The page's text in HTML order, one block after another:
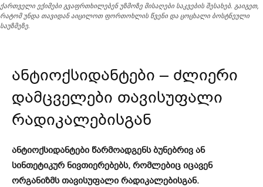
ქართველი ექიმები გვაფრთხილებენ უზმოზე მისაღები საკვების შესახებ. გაიგეთ,
რატომ უნდა თავიდან აიცილოთ ფორთოხლის წვენი და ცოცხალი ბოსტნეული
საუზმეზე.
ანტიოქსიდანტები – ძლიერი
დამცველები თავისუფალი
რადიკალებისგან
ანტიოქსიდანტები წარმოადგენს ბუნებრივ ან
სინთეტიკურ ნივთიერებებს, რომლებიც იცავენ
ორგანიზმს თავისუფალი რადიკალებისგან.